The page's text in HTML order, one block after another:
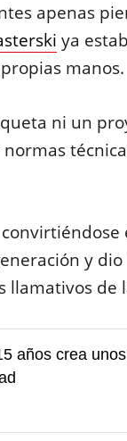
apenas
ya
manos.
ni un
y
llamativos de
años crea